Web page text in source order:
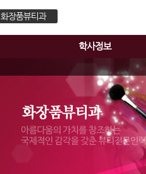
화장품뷰티과
학사정보